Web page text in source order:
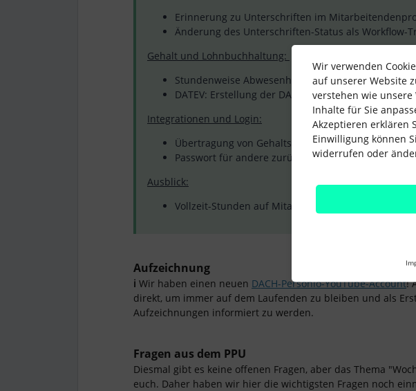
Erinnerung zu Unterschriften im
Änderung des Unterschriften-Status als Workflow-
Gehalt und Lohnbuchhaltung:
Stundenweise Abwesenheiten in der
DATEV: Erstellung der DATEV Dateien im Vormonat
Integrationen und Login:
Übertragung von Gehaltsdaten via Compensations
Passwort für andere zurücksetzen
Ausblick:
Vollzeit-Stunden auf Mitarbeitenden-Ebene
Aufzeichnung
ℹ️ Wir haben einen neuen DACH-Personio-YouTube-Account!
direkt, um immer auf dem Laufenden zu bleiben und als
Aufzeichnungen informiert zu werden.
Fragen aus dem PPU
Diesmal gibt es keine offenen Fragen, aber das Thema
euch. Daher haben wir hier die wichtigsten Fragen noch
Wir verwenden
auf unserer Website
verstehen wie
Inhalte für Sie
Akzeptieren erklären
Einwilligung können
widerrufen oder